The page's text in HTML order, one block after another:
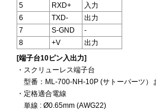
5
RXD+
入力
6
TXD-
出力
7
S-GND
-
8
+V
出力
[端子台10ピン入出力]
・スクリューレス端子台
型番：ML-700-NH-10P (サトーパーツ）
・定格適合電線
単線 : Ø0.65mm (AWG22)